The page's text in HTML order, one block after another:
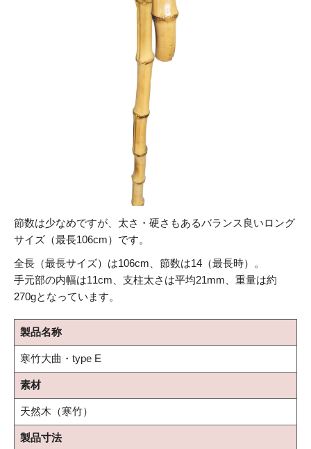
節数は少なめですが、太さ・硬さもあるバランス良いロング
サイズ（最長106cm）です。
全長（最長サイズ）は106cm、節数は14（最長時）。
手元部の内幅は11cm、支柱太さは平均21mm、重量は約
270gとなっています。
製品名称
寒竹大曲・type E
素材
天然木（寒竹）
製品寸法